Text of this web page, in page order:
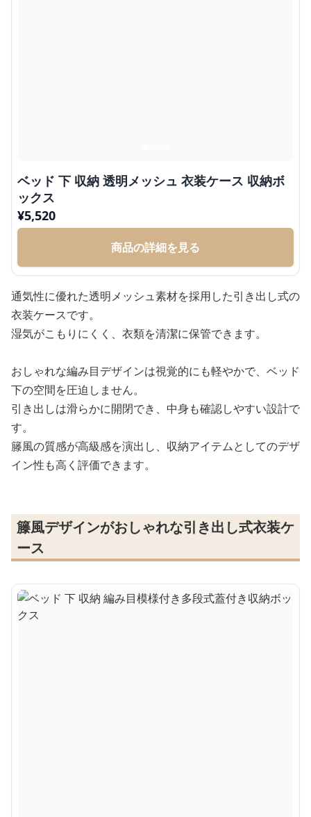
ベッド 下 収納 透明メッシュ 衣装ケース 収納ボ
ックス
¥5,520
商品の詳細を見る
通気性に優れた透明メッシュ素材を採用した引き出し式の
衣装ケースです。
湿気がこもりにくく、衣類を清潔に保管できます。
おしゃれな編み目デザインは視覚的にも軽やかで、ベッド
下の空間を圧迫しません。
引き出しは滑らかに開閉でき、中身も確認しやすい設計で
す。
籐風の質感が高級感を演出し、収納アイテムとしてのデザ
イン性も高く評価できます。
籐風デザインがおしゃれな引き出し式衣装ケ
ース